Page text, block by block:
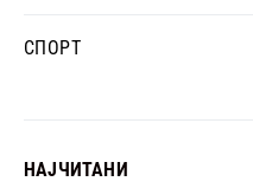
СПОРТ
НАЈЧИТАНИ